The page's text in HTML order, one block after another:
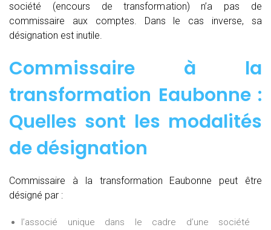
société (encours de transformation) n’a pas de
commissaire aux comptes. Dans le cas inverse, sa
désignation est inutile.
Commissaire à la
transformation Eaubonne :
Quelles sont les modalités
de désignation
Commissaire à la transformation Eaubonne peut être
désigné par :
l’associé unique dans le cadre d’une société